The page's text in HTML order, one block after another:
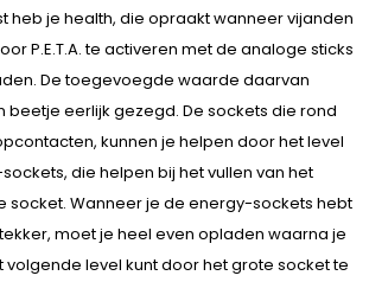
heb je health, die opraakt wanneer vijanden
P.E.T.A. te activeren met de analoge sticks
De toegevoegde waarde daarvan
beetje eerlijk gezegd. De sockets die rond
kunnen je helpen door het level
die helpen bij het vullen van het
socket. Wanneer je de energy-sockets hebt
moet je heel even opladen waarna je
volgende level kunt door het grote socket te